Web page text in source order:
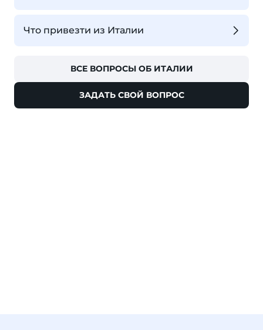
Что привезти из Италии
ВСЕ ВОПРОСЫ ОБ ИТАЛИИ
ЗАДАТЬ СВОЙ ВОПРОС